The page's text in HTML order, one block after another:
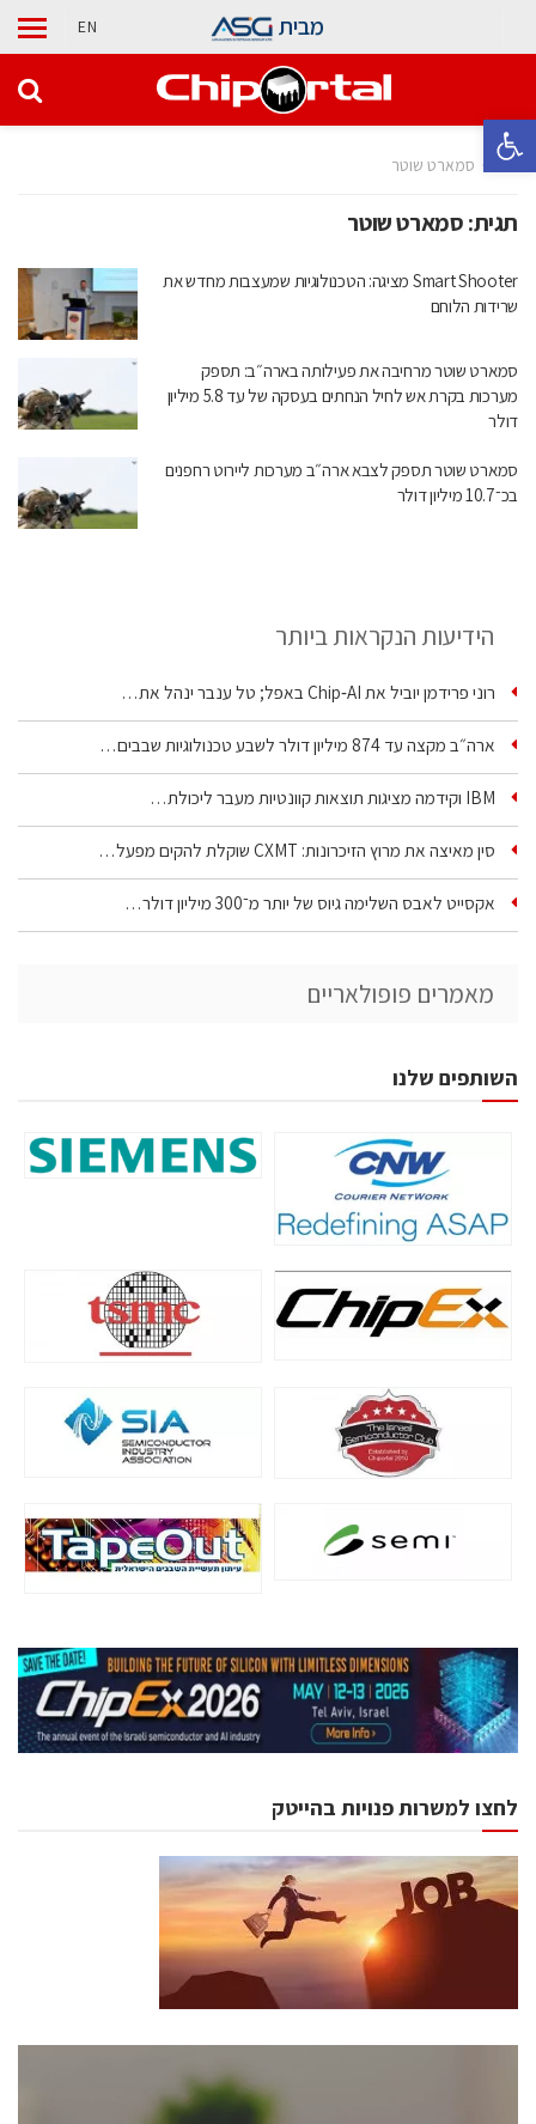
פתח סרגל נגישות
מבית EN
בית סמארט שוטר
תגית:סמארט שוטר
Smart Shooter מציגה: הטכנולוגיות שמעצבות מחדש את
שרידות הלוחם
סמארט שוטר מרחיבה את פעילותה בארה״ב: תספק
מערכות בקרת אש לחיל הנחתים בעסקה של עד 5.8 מיליון
דולר
סמארט שוטר תספק לצבא ארה״ב מערכות ליירוט רחפנים
בכ־10.7 מיליון דולר
הידיעות הנקראות ביותר
רוני פרידמן יוביל את Chip‑AI באפל; טל ענבר ינהל את…
ארה״ב מקצה עד 874 מיליון דולר לשבע טכנולוגיות שבבים…
IBM וקידמה מציגות תוצאות קוונטיות מעבר ליכולת…
סין מאיצה את מרוץ הזיכרונות: CXMT שוקלת להקים מפעל…
אקסייט לאבס השלימה גיוס של יותר מ־300 מיליון דולר…
מאמרים פופולאריים
השותפים שלנו
לחצו למשרות פנויות בהייטק